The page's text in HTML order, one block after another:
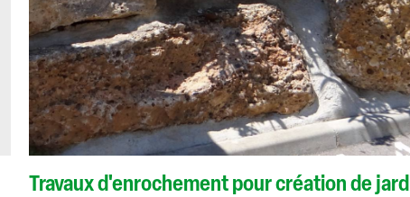
Travaux d'enrochement pour création de